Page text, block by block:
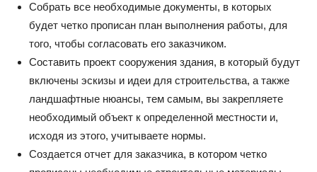
Собрать все необходимые документы, в которых
будет четко прописан план выполнения работы, для
того, чтобы согласовать его заказчиком.
Составить проект сооружения здания, в который будут
включены эскизы и идеи для строительства, а также
ландшафтные нюансы, тем самым, вы закрепляете
необходимый объект к определенной местности и,
исходя из этого, учитываете нормы.
Создается отчет для заказчика, в котором четко